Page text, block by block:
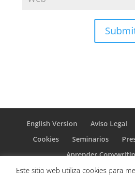
English Version Aviso Legal
Cookies
Seminarios
Aprender
Este sitio web utiliza cookies para